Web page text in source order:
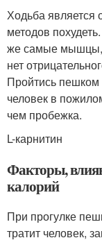
Ходьба
методов
же самые мышцы,
нет
Пройтись
человек в
чем пробежка.
L-карнитин
Факторы,
калорий
При прогулке
тратит человек,